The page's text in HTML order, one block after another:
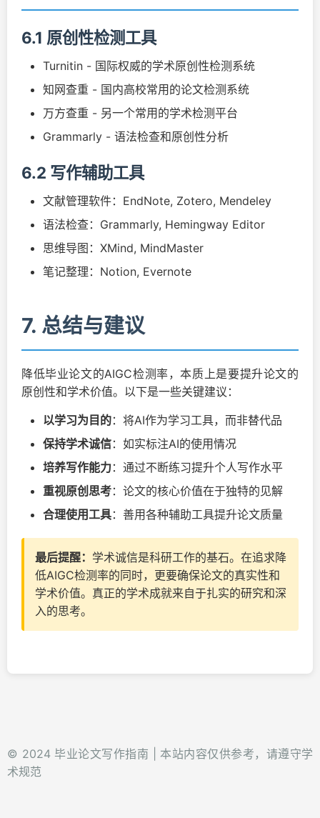
6.1 原创性检测工具
Turnitin - 国际权威的学术原创性检测系统
知网查重 - 国内高校常用的论文检测系统
万方查重 - 另一个常用的学术检测平台
Grammarly - 语法检查和原创性分析
6.2 写作辅助工具
文献管理软件：EndNote, Zotero, Mendeley
语法检查：Grammarly, Hemingway Editor
思维导图：XMind, MindMaster
笔记整理：Notion, Evernote
7. 总结与建议
降低毕业论文的AIGC检测率，本质上是要提升论文的
原创性和学术价值。以下是一些关键建议：
以学习为目的：将AI作为学习工具，而非替代品
保持学术诚信：如实标注AI的使用情况
培养写作能力：通过不断练习提升个人写作水平
重视原创思考：论文的核心价值在于独特的见解
合理使用工具：善用各种辅助工具提升论文质量
最后提醒： 学术诚信是科研工作的基石。在追求降
低AIGC检测率的同时，更要确保论文的真实性和
学术价值。真正的学术成就来自于扎实的研究和深
入的思考。
© 2024 毕业论文写作指南 | 本站内容仅供参考，请遵守学
术规范